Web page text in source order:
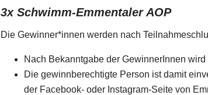
3x Schwimm-Emmentaler AOP
Die Gewinner*innen werden nach
Nach Bekanntgabe der GewinnerInnen
Die gewinnberechtigte Person ist damit
der Facebook- oder Instagram-Seite von